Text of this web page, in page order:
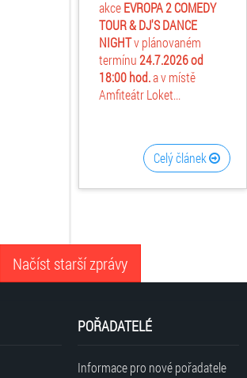
akceEVROPA 2 COMEDY
TOUR & DJ'S DANCE
NIGHTv plánovaném
termínu24.7.2026od
18:00 hod.a v místě
Amfiteátr Loket...
Celý článek
Načíst starší zprávy
POŘADATELÉ
Informace pro nové pořadatele